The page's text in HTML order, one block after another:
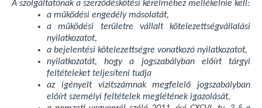
A szolgáltatónak a szerződéskötési kérelméhez mellékelnie kell:
a működési engedély másolatát,
a működési területre vállalt kötelezettségvállalási
nyilatkozatot,
a bejelentési kötelezettségre vonatkozó nyilatkozatot,
nyilatkozatát, hogy a jogszabályban előírt tárgyi
feltételeket teljesíteni tudja
az igényelt vizitszámnak megfelelő jogszabályban
előírt személyi feltételek meglétének igazolását,